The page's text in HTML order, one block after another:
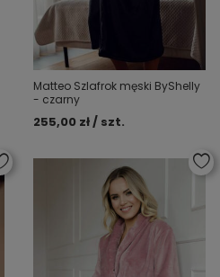
Matteo Szlafrok męski ByShelly
- czarny
255,00 zł / szt.